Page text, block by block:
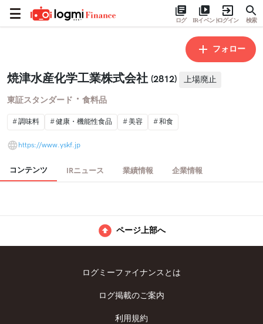
ログ IRイベントログイン 検索
フォロー
焼津水産化学工業株式会社 (2812) 上場廃止
東証スタンダード ・ 食料品
調味料 健康・機能性食品 美容 和食
https://www.yskf.jp
コンテンツ IRニュース 業績情報 企業情報
ページ上部へ
ログミーファイナンスとは
ログ掲載のご案内
利用規約